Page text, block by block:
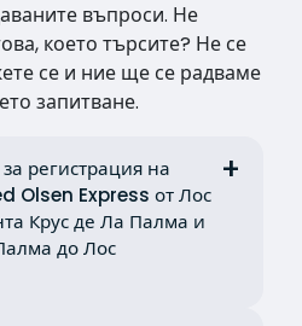
въпроси. Не
което търсите? Не се
се и ние ще се радваме
запитване.
регистрация на
Olsen Express от Лос
Крус де Ла Палма и
до Лос